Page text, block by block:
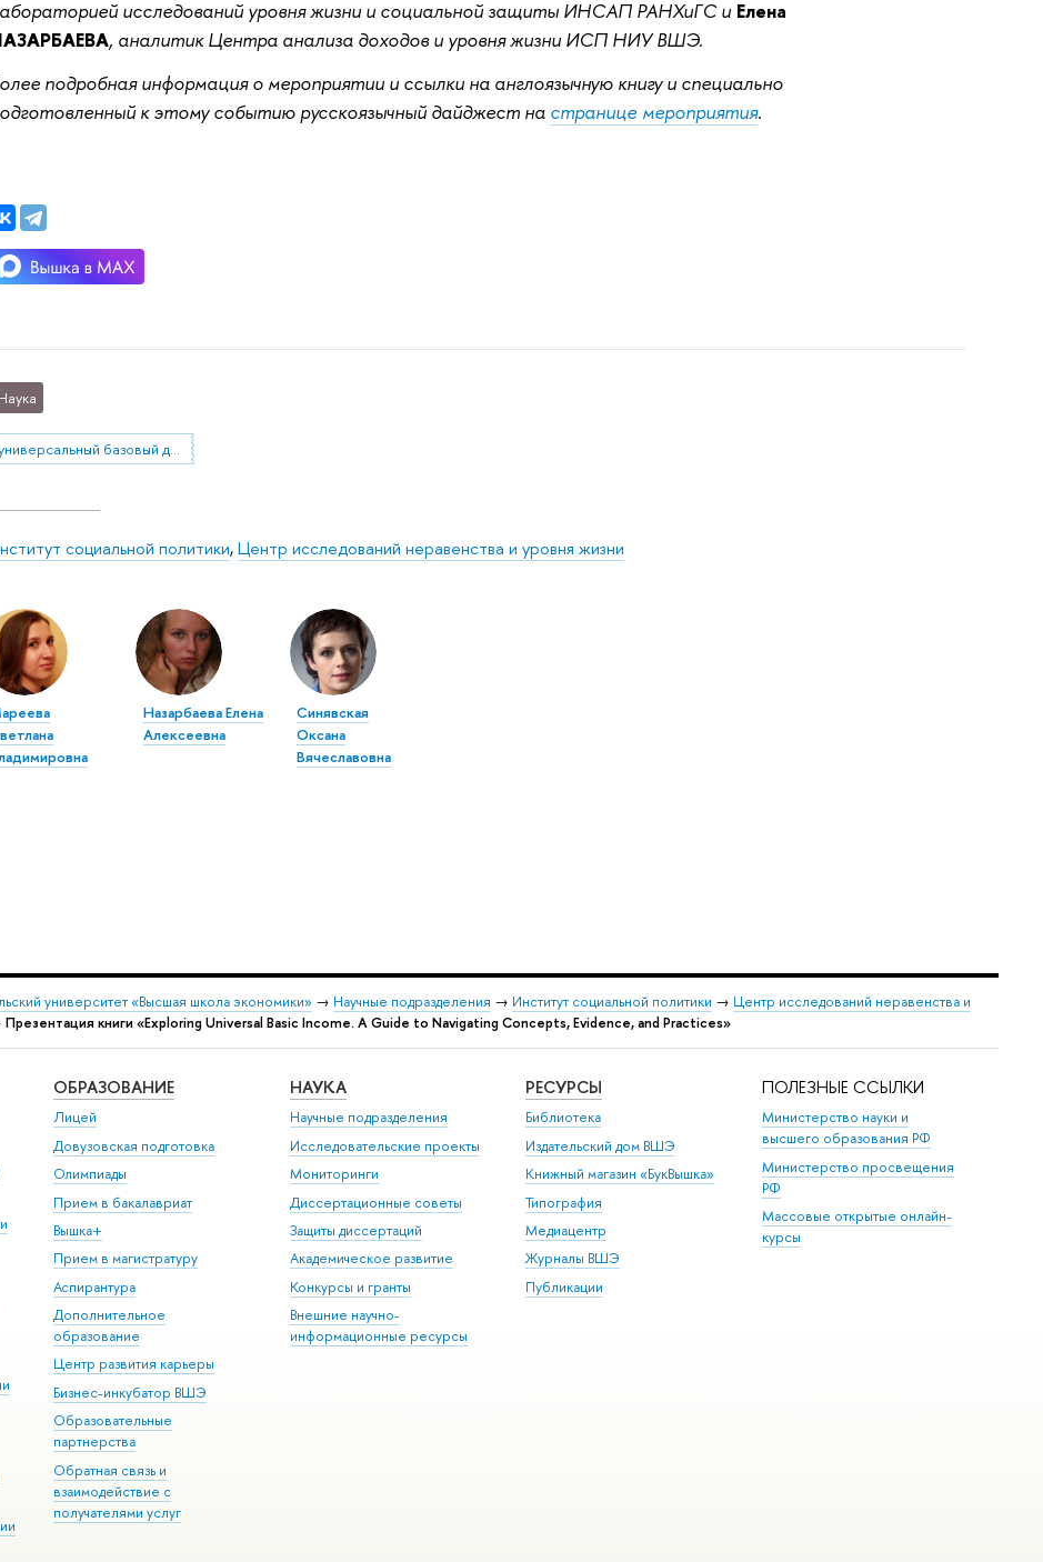
исследований уровня жизни и социальной защиты ИНСАП РАНХиГС и Елена
, аналитик Центра анализа доходов и уровня жизни ИСП НИУ ВШЭ.
подробная информация о мероприятии и ссылки на англоязычную книгу и специально
к этому событию русскоязычный дайджест на странице мероприятия.
универсальный базовый доход
социальной политики,Центр исследований неравенства и уровня жизни
Назарбаева Елена
Алексеевна
Синявская
Оксана
Вячеславовна
университет «Высшая школа экономики» → Научные подразделения → Институт социальной политики → Центр исследований неравенства и
Презентация книги «Exploring Universal Basic Income. A Guide to Navigating Concepts, Evidence, and Practices»
ОБРАЗОВАНИЕ
Лицей
Довузовская подготовка
Олимпиады
Прием в бакалавриат
Вышка+
Прием в магистратуру
Аспирантура
Дополнительное
образование
Центр развития карьеры
Бизнес-инкубатор ВШЭ
Образовательные
партнерства
Обратная связь и
взаимодействие с
получателями услуг
НАУКА
Научные подразделения
Исследовательские проекты
Мониторинги
Диссертационные советы
Защиты диссертаций
Академическое развитие
Конкурсы и гранты
Внешние научно-
информационные ресурсы
РЕСУРСЫ
Библиотека
Издательский дом ВШЭ
Книжный магазин «БукВышка»
Типография
Медиацентр
Журналы ВШЭ
Публикации
ПОЛЕЗНЫЕ ССЫЛКИ
Министерство науки и
высшего образования РФ
Министерство просвещения
РФ
Массовые открытые онлайн-
курсы